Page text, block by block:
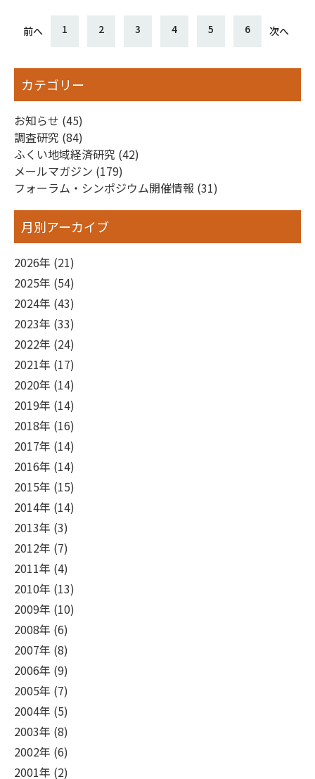
果をベースに推計された５歳階級別人口で、都道府県に
れ幅が大きく、厚労省が毎年この時期に公表している地
域別の出生率は かなり“ザックリとした”値だと割り切っ
てみるのが“正しい”解釈の仕方だと思っています。うち
の地域は上がった下がったと一喜一憂するより、最も高
い沖縄県でも1.60、２位の福井県でも1.46まで低下して
しまった本当の原因は何なのか、目を逸らすことなく考
え続けることのほうが大切だと思います。
とりの投票の重みが最も大きな地域とも換言できるでし
りましたが、投票率が相変わらず50％を下回っているこ
とからすると、都民の本気度もまだまだかと。人口動態
と各種の議員選挙は地域社会の写し鏡です。７月の参議
院選挙には県民の一人として真摯に向き合ってみたいと
思います。
投
ナ
ビ
ゲ
ー
シ
ョ
ン
前へ 1 2 3 4 5 6 次へ
カテゴリー
お知らせ (45)
調査研究 (84)
ふくい地域経済研究 (42)
メールマガジン (179)
フォーラム・シンポジウム開催情報 (31)
月別アーカイブ
2026年 (21)
2025年 (54)
2024年 (43)
2023年 (33)
2022年 (24)
2021年 (17)
2020年 (14)
2019年 (14)
2018年 (16)
2017年 (14)
2016年 (14)
2015年 (15)
2014年 (14)
2013年 (3)
2012年 (7)
2011年 (4)
2010年 (13)
2009年 (10)
2008年 (6)
2007年 (8)
2006年 (9)
2005年 (7)
2004年 (5)
2003年 (8)
2002年 (6)
2001年 (2)